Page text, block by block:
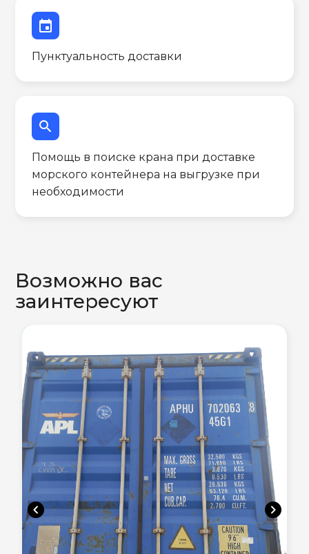
event
Пунктуальность доставки
search
Помощь в поиске крана при доставке
морского контейнера на выгрузке при
необходимости
Возможно вас
заинтересуют
chevron_left chevron_right